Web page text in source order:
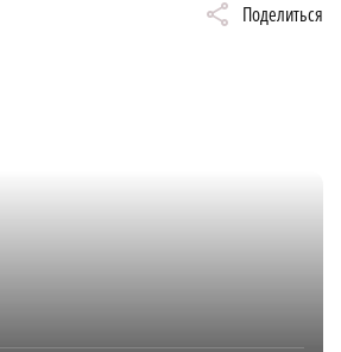
Поделиться